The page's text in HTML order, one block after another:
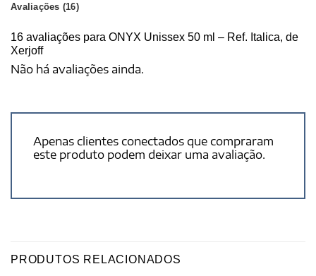
Avaliações (16)
16 avaliações para ONYX Unissex 50 ml – Ref. Italica, de
Xerjoff
Não há avaliações ainda.
Apenas clientes conectados que compraram
este produto podem deixar uma avaliação.
PRODUTOS RELACIONADOS